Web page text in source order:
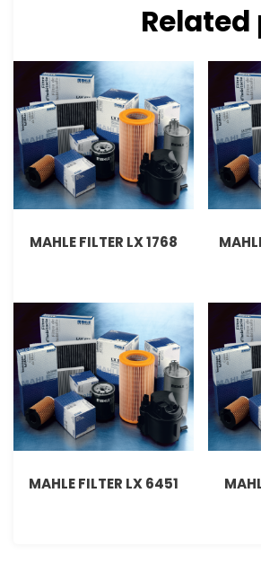
MAHLE FILTER LX 1768
MAHLE FILTER LX 6451